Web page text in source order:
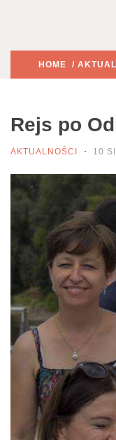
HOME /
Rejs po
AKTUALNOŚCI 10